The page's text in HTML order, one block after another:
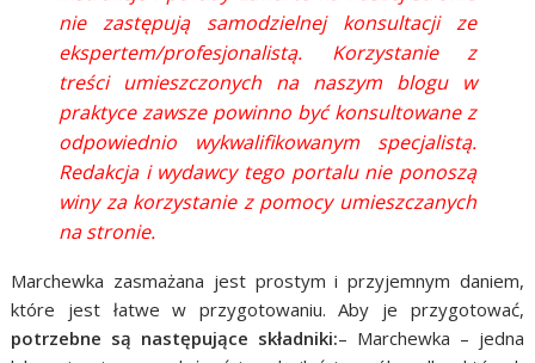
nie zastępują samodzielnej konsultacji ze
ekspertem/profesjonalistą. Korzystanie z
treści umieszczonych na naszym blogu w
praktyce zawsze powinno być konsultowane z
odpowiednio wykwalifikowanym specjalistą.
Redakcja i wydawcy tego portalu nie ponoszą
winy za korzystanie z pomocy umieszczanych
na stronie.
Marchewka zasmażana jest prostym i przyjemnym daniem,
które jest łatwe w przygotowaniu. Aby je przygotować,
potrzebne są następujące składniki:– Marchewka – jedna